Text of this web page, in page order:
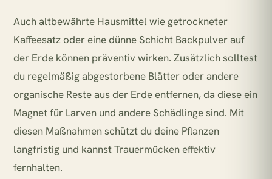
Auch altbewährte Hausmittel wie getrockneter
Kaffeesatz oder eine dünne Schicht Backpulver auf
der Erde können präventiv wirken. Zusätzlich solltest
du regelmäßig abgestorbene Blätter oder andere
organische Reste aus der Erde entfernen, da diese ein
Magnet für Larven und andere Schädlinge sind. Mit
diesen Maßnahmen schützt du deine Pflanzen
langfristig und kannst Trauermücken effektiv
fernhalten.